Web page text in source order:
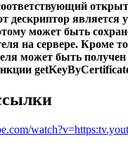
дескриптор
может быть
на сервере. Кроме
может быть